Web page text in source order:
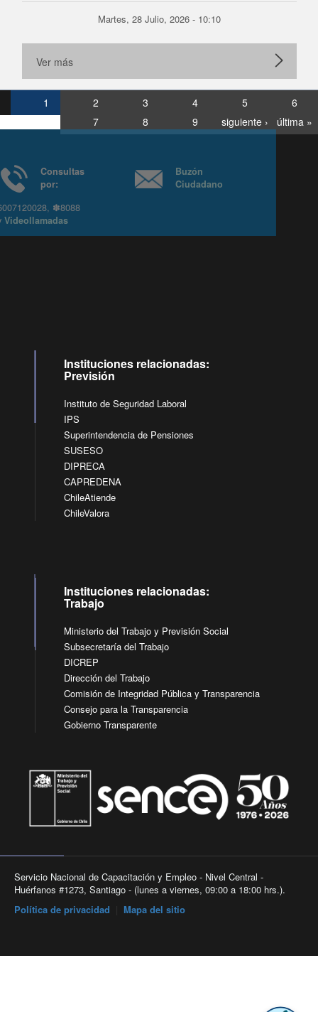
Martes, 28 Julio, 2026 - 10:10
Ver más
1 2 3 4 5
6
7
8 9 siguiente › última »
Consultas
6007120028, ✽8088
yVideollamadas
Ciudadano
Instituciones relacionadas:
Previsión
Instituto de Seguridad Laboral
IPS
Superintendencia de Pensiones
SUSESO
DIPRECA
CAPREDENA
ChileAtiende
ChileValora
Instituciones relacionadas:
Trabajo
Ministerio del Trabajo y Previsión Social
Subsecretaría del Trabajo
DICREP
Dirección del Trabajo
Comisión de Integridad Pública y Transparencia
Consejo para la Transparencia
Gobierno Transparente
Servicio Nacional de Capacitación y Empleo - Nivel Central -
Huérfanos #1273, Santiago - (lunes a viernes, 09:00 a 18:00 hrs.).
Política de privacidad
Mapa del sitio